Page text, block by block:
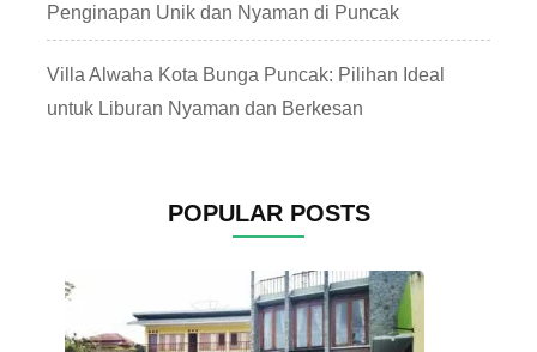
Penginapan Unik dan Nyaman di Puncak
Villa Alwaha Kota Bunga Puncak: Pilihan Ideal
untuk Liburan Nyaman dan Berkesan
POPULAR POSTS